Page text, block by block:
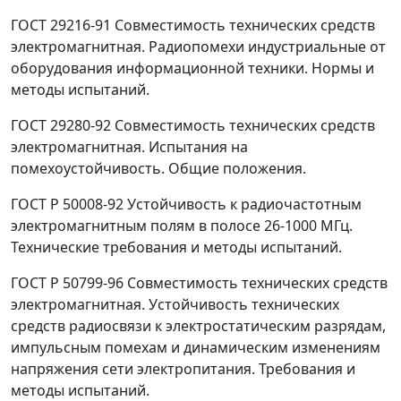
ГОСТ 29216-91 Совместимость технических средств
электромагнитная. Радиопомехи индустриальные от
оборудования информационной техники. Нормы и
методы испытаний.
ГОСТ 29280-92 Совместимость технических средств
электромагнитная. Испытания на
помехоустойчивость. Общие положения.
ГОСТ Р 50008-92 Устойчивость к радиочастотным
электромагнитным полям в полосе 26-1000 МГц.
Технические требования и методы испытаний.
ГОСТ Р 50799-96 Совместимость технических средств
электромагнитная. Устойчивость технических
средств радиосвязи к электростатическим разрядам,
импульсным помехам и динамическим изменениям
напряжения сети электропитания. Требования и
методы испытаний.